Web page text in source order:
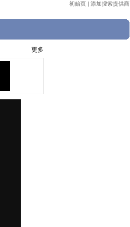
初始页 | 添加搜索提供商
更多